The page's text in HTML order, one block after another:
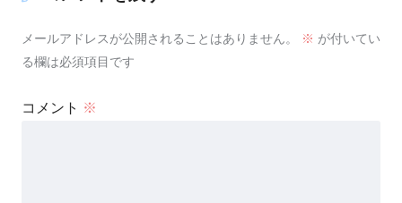
メールアドレスが公開されることはありません。 ※ が付いてい
る欄は必須項目です
コメント ※